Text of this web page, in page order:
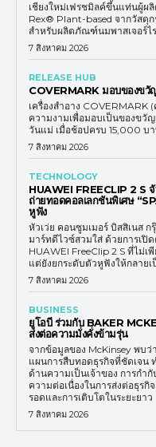
เชียงใหม่เฟรชมิลค์ขึ้นแท่นผู้ผ
Rex® Plant-based จากวัส
สำหรับผลิตภัณฑ์นมพาสเจอร์ไ
7 สิงหาคม 2026
RELEASE HUB
COVERMARK มอบของขวั
เครื่องสำอาง
ความงามเพื่อมอบเป็นของขวั
วันแม่ เมื่อช้อปครบ 15,000 บ
7 สิงหาคม 2026
TECHNOLOGY
HUAWEI FREECLIP 2 S
ถ่ายทอดคอลเลกชันพิเศษ
หูฟัง
หัวเว่ย คอนซูมเมอร์ บิสสิเนส
มาร์ทดีไวซ์สวมใส่ ด้วยการเปิ
HUAWEI FreeClip 2 S ที่ไม่เ
แต่ยังยกระดับตัวหูฟังให้กลาย
7 สิงหาคม 2026
BUSINESS
ยูโอบี ร่วมกับ BAKER
ส่งต่อความมั่งคั่งข้ามรุ่น
จากข้อมูลของ McKinsey พบว่
แผนการสืบทอดธุรกิจที่ชัดเจน
ด้านความเป็นเจ้าของ การกำ
ความต่อเนื่องในการส่งต่อธุร
รอดและการเติบโตในระยะยาว
7 สิงหาคม 2026